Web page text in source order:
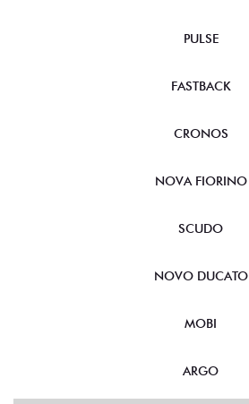
PULSE
FASTBACK
CRONOS
NOVA FIORINO
SCUDO
NOVO DUCATO
MOBI
ARGO